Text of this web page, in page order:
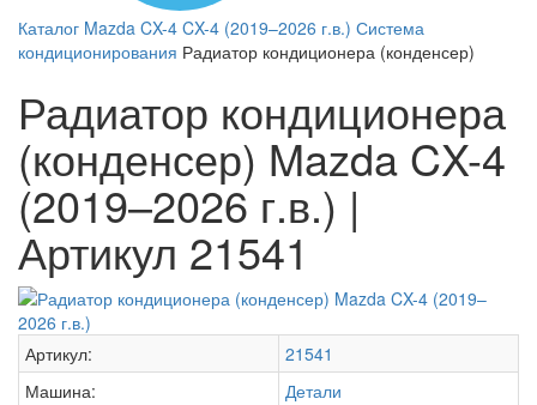
Каталог Mazda CX-4 CX-4 (2019–2026 г.в.) Система
кондиционирования Радиатор кондиционера (конденсер)
Радиатор кондиционера
(конденсер) Mazda CX-4
(2019–2026 г.в.) |
Артикул 21541
Артикул:
21541
Машина:
Детали